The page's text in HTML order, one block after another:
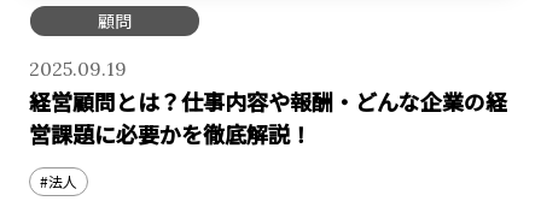
顧問
2025.09.19
経営顧問とは？仕事内容や報酬・どんな企業の経
営課題に必要かを徹底解説！
#法人